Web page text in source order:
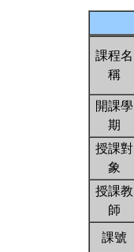
課程名
稱
開課學
期
授課對
象
授課教
師
課號